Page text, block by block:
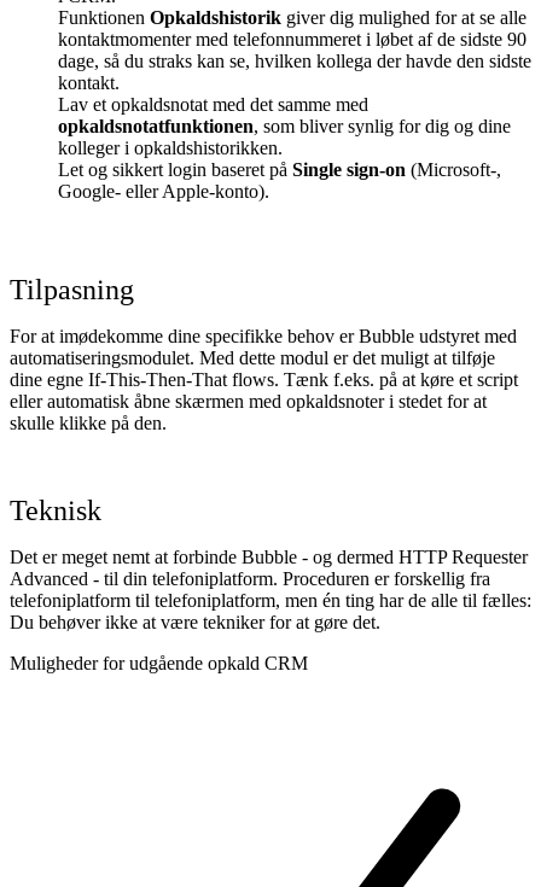
Funktionen Opkaldshistorik giver dig mulighed for at se alle
kontaktmomenter med telefonnummeret i løbet af de sidste 90
dage, så du straks kan se, hvilken kollega der havde den sidste
kontakt.
Lav et opkaldsnotat med det samme med
opkaldsnotatfunktionen, som bliver synlig for dig og dine
kolleger i opkaldshistorikken.
Let og sikkert login baseret på Single sign-on (Microsoft-,
Google- eller Apple-konto).
Tilpasning
For at imødekomme dine specifikke behov er Bubble udstyret med
automatiseringsmodulet. Med dette modul er det muligt at tilføje
dine egne If-This-Then-That flows. Tænk f.eks. på at køre et script
eller automatisk åbne skærmen med opkaldsnoter i stedet for at
skulle klikke på den.
Teknisk
Det er meget nemt at forbinde Bubble - og dermed HTTP Requester
Advanced - til din telefoniplatform. Proceduren er forskellig fra
telefoniplatform til telefoniplatform, men én ting har de alle til fælles:
Du behøver ikke at være tekniker for at gøre det.
Muligheder for udgående opkald CRM